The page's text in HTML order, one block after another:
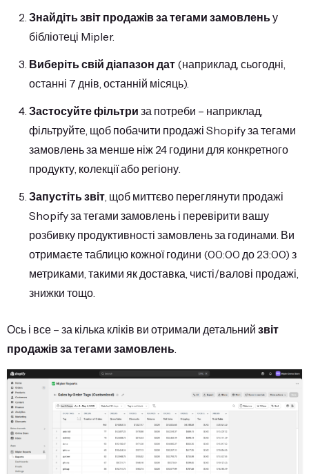
Знайдіть звіт продажів за тегами замовленьу
бібліотеці Mipler.
Виберіть свій діапазон дат (наприклад, сьогодні,
останні 7 днів, останній місяць).
Застосуйте фільтри за потреби – наприклад,
фільтруйте, щоб побачити продажі Shopify за тегами
замовлень за менше ніж 24 години для конкретного
продукту, колекції або регіону.
Запустіть звіт, щоб миттєво переглянути продажі
Shopify за тегами замовлень і перевірити вашу
розбивку продуктивності замовлень за годинами. Ви
отримаєте таблицю кожної години (00:00 до 23:00) з
метриками, такими як доставка, чисті/валові продажі,
знижки тощо.
Ось і все – за кілька кліків ви отримали детальний звіт
продажів за тегами замовлень.